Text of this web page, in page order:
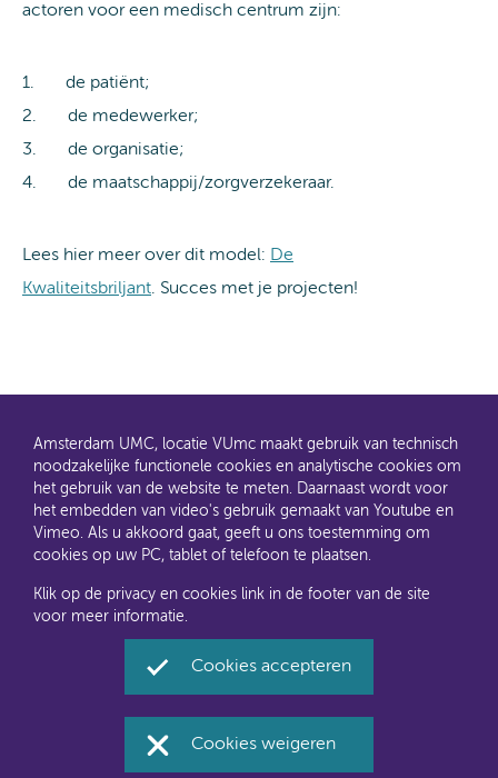
actoren voor een medisch centrum zijn:
1. de patiënt;
2. de medewerker;
3. de organisatie;
4. de maatschappij/zorgverzekeraar.
Lees hier meer over dit model: De
Kwaliteitsbriljant. Succes met je projecten!
AMC en VUmc zijn al een tijdje samen Amsterdam UMC.
Dit gaat u ook merken aan de websites: steeds meer
amsterdamumc.org
cookies
Amsterdam UMC, locatie VUmc maakt gebruik van technisch
noodzakelijke functionele cookies en analytische cookies om
het gebruik van de website te meten. Daarnaast wordt voor
het embedden van video's gebruik gemaakt van Youtube en
Vimeo. Als u akkoord gaat, geeft u ons toestemming om
cookies op uw PC, tablet of telefoon te plaatsen.
Klik op de privacy en cookies link in de footer van de site
voor meer informatie.
Cookies accepteren
Cookies weigeren